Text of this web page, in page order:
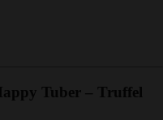
Tuber – Truffel